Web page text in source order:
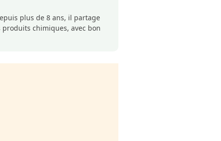
plus de 8 ans, il partage
produits chimiques, avec bon